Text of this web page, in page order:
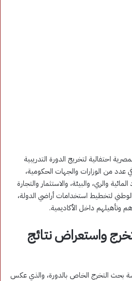
احتفالية لتخريج الدورة التدريبية
عدد من الوزارات والجهات الحكومية،
والري، والبيئة، والاستثمار والتجارة
الوطني لتخطيط استخدامات أراضي الدولة،
وتأهيلهم داخل الأكاديمية.
واستعراض نتائج
بحث التخرج الخاص بالدورة، والذي عكس